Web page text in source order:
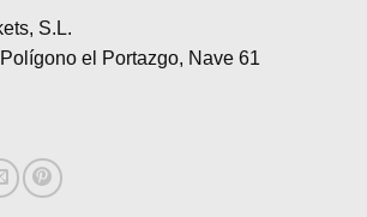
S.L.
el Portazgo, Nave 61